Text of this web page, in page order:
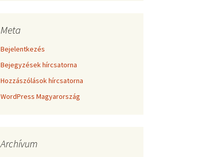
Meta
Bejelentkezés
Bejegyzések hírcsatorna
Hozzászólások hírcsatorna
WordPress Magyarország
Archívum